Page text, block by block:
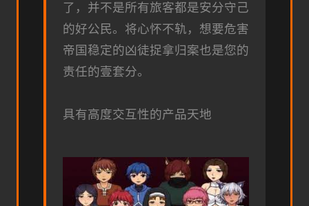
了，并不是所有旅客都是安分守己
的好公民。将心怀不轨，想要危害
帝国稳定的凶徒捉拿归案也是您的
责任的壹套分。
具有高度交互性的产品天地